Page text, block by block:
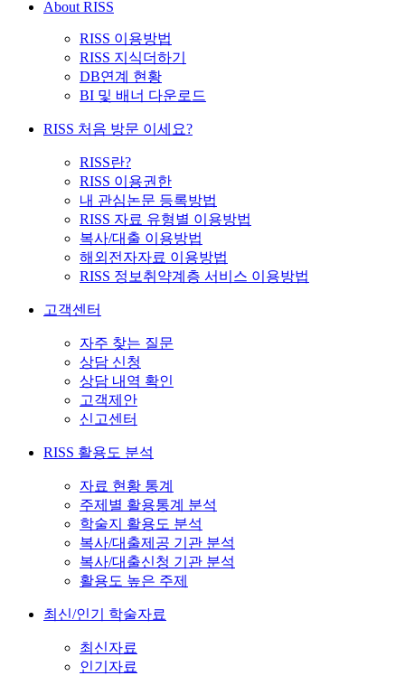
About RISS
RISS 이용방법
RISS 지식더하기
DB연계 현황
BI 및 배너 다운로드
RISS 처음 방문 이세요?
RISS란?
RISS 이용권한
내 관심논문 등록방법
RISS 자료 유형별 이용방법
복사/대출 이용방법
해외전자자료 이용방법
RISS 정보취약계층 서비스 이용방법
고객센터
자주 찾는 질문
상담 신청
상담 내역 확인
고객제안
신고센터
RISS 활용도 분석
자료 현황 통계
주제별 활용통계 분석
학술지 활용도 분석
복사/대출제공 기관 분석
복사/대출신청 기관 분석
활용도 높은 주제
최신/인기 학술자료
최신자료
인기자료